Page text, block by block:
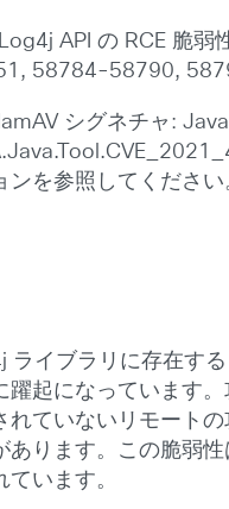
API の RCE 脆
58784-58790,
シグネチャ:
ンを参照してください
イブラリに存在す
躍起になっています
れていないリモート
あります。この脆弱性
います。